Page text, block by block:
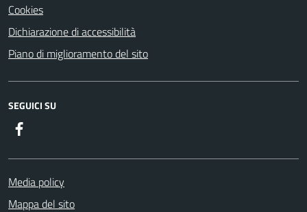
Cookies
Dichiarazione di accessibilità
Piano di miglioramento del sito
SEGUICI SU
Media policy
Mappa del sito